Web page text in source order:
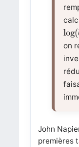
log(
log
on
John
premières